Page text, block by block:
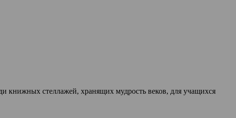
книжных стеллажей, хранящих мудрость веков, для учащихся